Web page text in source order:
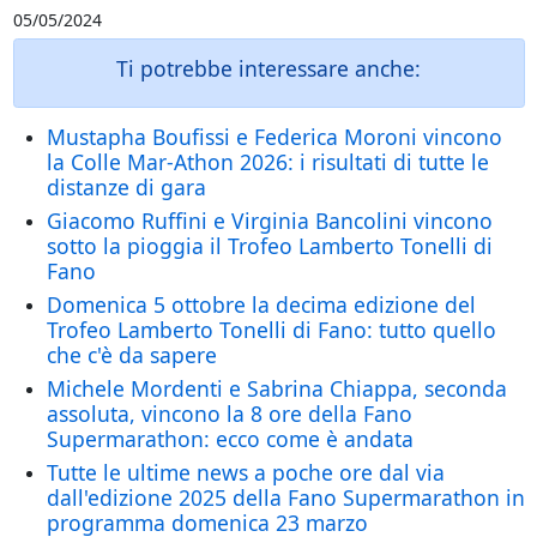
05/05/2024
Ti potrebbe interessare anche:
Mustapha Boufissi e Federica Moroni vincono
la Colle Mar-Athon 2026: i risultati di tutte le
distanze di gara
Giacomo Ruffini e Virginia Bancolini vincono
sotto la pioggia il Trofeo Lamberto Tonelli di
Fano
Domenica 5 ottobre la decima edizione del
Trofeo Lamberto Tonelli di Fano: tutto quello
che c'è da sapere
Michele Mordenti e Sabrina Chiappa, seconda
assoluta, vincono la 8 ore della Fano
Supermarathon: ecco come è andata
Tutte le ultime news a poche ore dal via
dall'edizione 2025 della Fano Supermarathon in
programma domenica 23 marzo